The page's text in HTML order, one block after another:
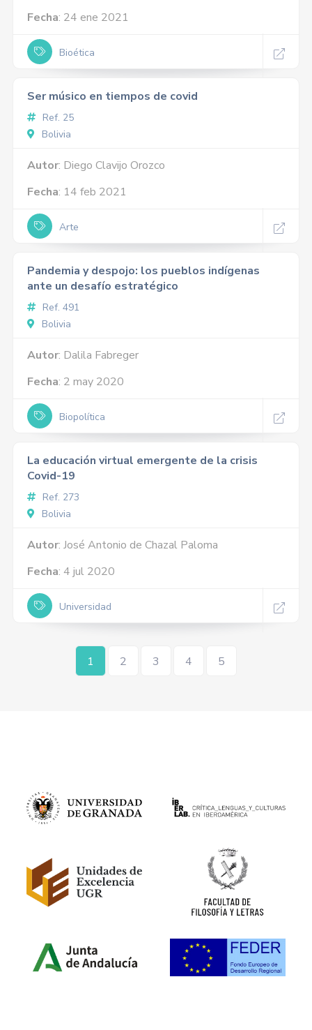
Fecha: 24 ene 2021
Bioética
Ser músico en tiempos de covid
Ref. 25
Bolivia
Autor: Diego Clavijo Orozco
Fecha: 14 feb 2021
Arte
Pandemia y despojo: los pueblos indígenas
ante un desafío estratégico
Ref. 491
Bolivia
Autor: Dalila Fabreger
Fecha: 2 may 2020
Biopolítica
La educación virtual emergente de la crisis
Covid-19
Ref. 273
Bolivia
Autor: José Antonio de Chazal Paloma
Fecha: 4 jul 2020
Universidad
1 2 3 4 5